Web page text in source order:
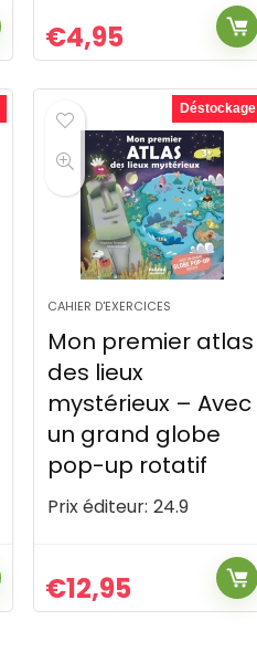
€4,95
Déstockage
CAHIER D'EXERCICES
Mon premier atlas
des lieux
mystérieux – Avec
un grand globe
pop-up rotatif
Prix éditeur: 24.9
€12,95